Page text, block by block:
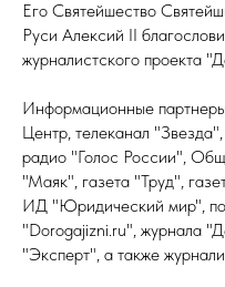
Его Святейшество
Руси Алексий II
журналистского проекта
Информационные
Центр, телеканал
радио "Голос России",
"Маяк", газета "Труд",
ИД "Юридический мир",
"Dorogajizni.ru", журнала
"Эксперт", а также